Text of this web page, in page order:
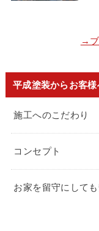
→
平成塗装からお客様
施工へのこだわり
コンセプト
お家を留守にして